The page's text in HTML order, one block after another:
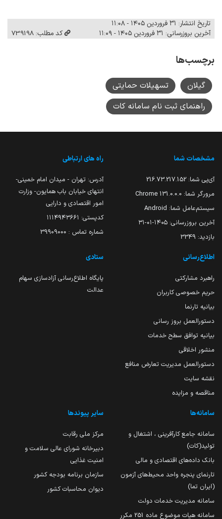
تاریخ انتشار: ۳۱ فروردین ۱۴۰۵ - ۱۱:۰۸
آخرین بروزرسانی: ۳۱ فروردین ۱۴۰۵ - ۱۱:۰۹
کد مطلب: 739198
برچسب‌ها
گیلان
تسهیلات حمایتی
راهنمای ثبت نام سامانه کات
مشخصات شما
آی‌پی شما: 216.73.217.152
مرورگر شما: 131.0.0.0 Chrome
سیستم‌عامل شما: Android
آخرین بروزرسانی: ۱۴۰۵-۰۱-۳۱
بازدید: 3349
راه های ارتباطی
آدرس: تهران - میدان امام خمینی-
انتهای خیابان باب همایون- وزارت
امور اقتصادی و دارایی
کدپستی: ۱۱۱۴۹۴۳۶۶۱
شماره تماس : 39909000
اطلاع‌رسانی
راهبرد مشارکتی
حریم خصوصی کاربران
بیانیه تارنما
دستورالعمل بروز رسانی
بیانیه توافق سطح خدمات
منشور اخلاقی
دستورالعمل مدیریت تعارض منافع
نقشه سایت
مناقصه و مزایده
ستادی
پایگاه اطلاع‌رسانی آزادسازی سهام
عدالت
سامانه‌ها
سامانه جامع کارآفرینی ، اشتغال و
تولید(کات)
بانک داده‌های اقتصادی و مالی
تارنمای پنجره واحد محیط‌های آزمون
(ایران تما)
سامانه مدیریت خدمات دولت
سامانه هیات موضوع ماده 251 مکرر
سایر پیوندها
مرکز ملی رقابت
دبیرخانه شورای عالی سلامت و
امنیت غذایی
سازمان برنامه بودجه کشور
دیوان محاسبات کشور